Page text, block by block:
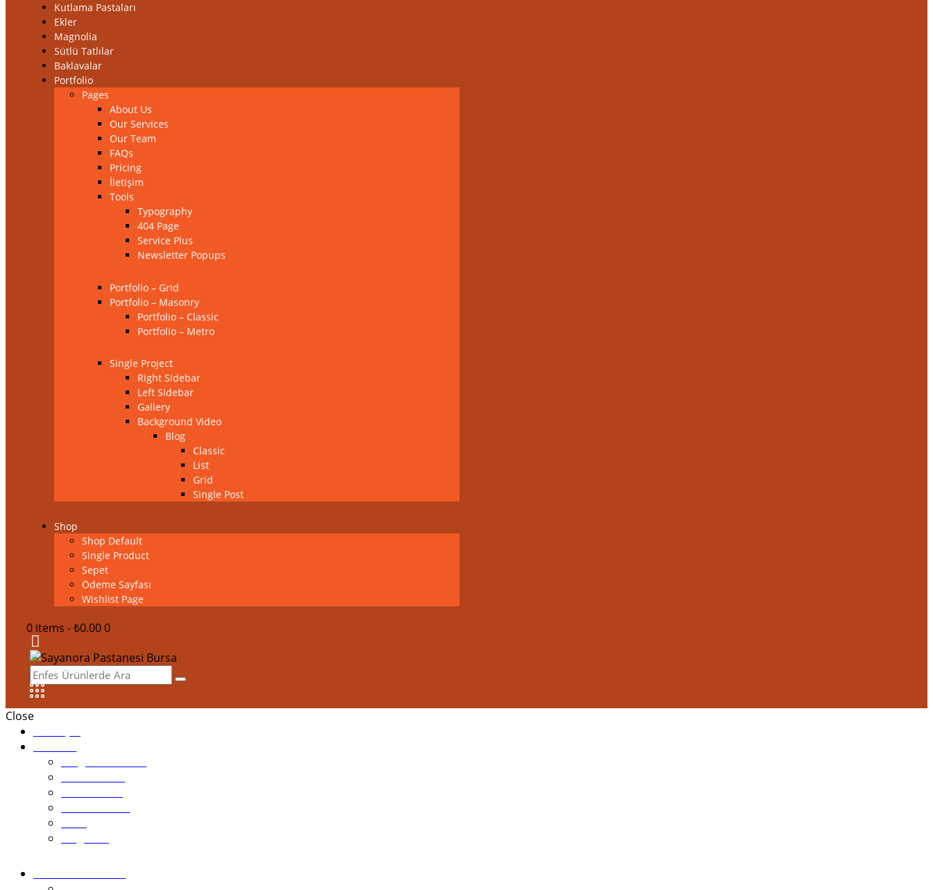
Kutlama Pastaları
Ekler
Magnolia
Sütlü Tatlılar
Baklavalar
Portfolio
Pages
About Us
Our Services
Our Team
FAQs
Pricing
İletişim
Tools
Typography
404 Page
Service Plus
Newsletter Popups
Portfolio – Grid
Portfolio – Masonry
Portfolio – Classic
Portfolio – Metro
Single Project
Right Sidebar
Left Sidebar
Gallery
Background Video
Blog
Classic
List
Grid
Single Post
Shop
Shop Default
Single Product
Sepet
Ödeme Sayfası
Wishlist Page
0 items -₺0.000
Close